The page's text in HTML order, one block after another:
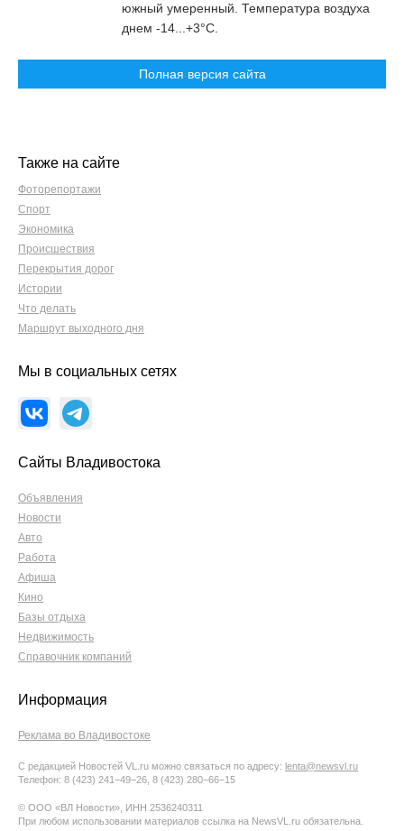
южный умеренный. Температура воздуха
днем -14...+3°C.
Полная версия сайта
Также на сайте
Фоторепортажи
Спорт
Экономика
Происшествия
Перекрытия дорог
Истории
Что делать
Маршрут выходного дня
Мы в социальных сетях
Сайты Владивостока
Объявления
Новости
Авто
Работа
Афиша
Кино
Базы отдыха
Недвижимость
Справочник компаний
Информация
Реклама во Владивостоке
С редакцией Новостей VL.ru можно связаться по адресу: lenta@newsvl.ru
Телефон: 8 (423) 241−49−26, 8 (423) 280−66−15
© ООО «ВЛ Новости», ИНН 2536240311
При любом использовании материалов ссылка на NewsVL.ru обязательна.